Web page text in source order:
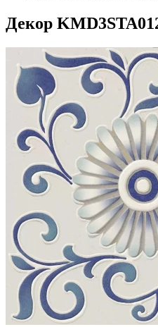
Декор